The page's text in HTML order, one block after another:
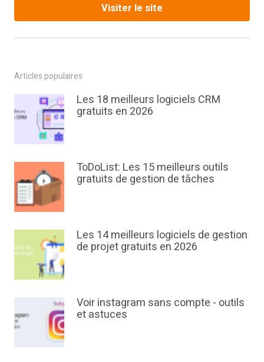
Visiter le site
Articles populaires
Les 18 meilleurs logiciels CRM
gratuits en 2026
ToDoList: Les 15 meilleurs outils
gratuits de gestion de tâches
Les 14 meilleurs logiciels de gestion
de projet gratuits en 2026
Voir instagram sans compte - outils
et astuces